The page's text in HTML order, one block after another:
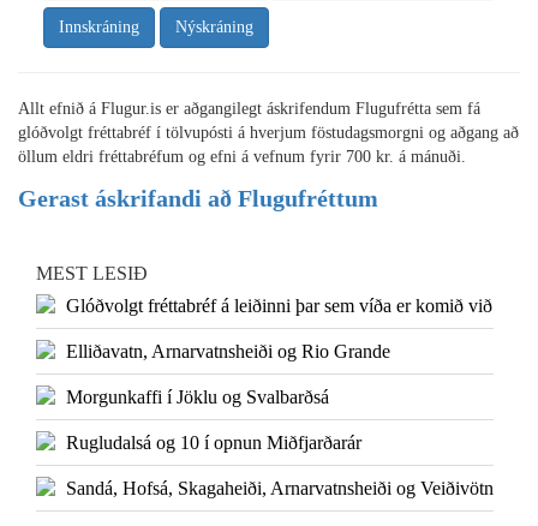
Nýskráning
Allt efnið á Flugur.is er aðgangilegt áskrifendum Flugufrétta sem fá
glóðvolgt fréttabréf í tölvupósti á hverjum föstudagsmorgni og aðgang að
öllum eldri fréttabréfum og efni á vefnum fyrir 700 kr. á mánuði.
Gerast áskrifandi að Flugufréttum
MEST LESIÐ
Glóðvolgt fréttabréf á leiðinni þar sem víða er komið við
Elliðavatn, Arnarvatnsheiði og Rio Grande
Morgunkaffi í Jöklu og Svalbarðsá
Rugludalsá og 10 í opnun Miðfjarðarár
Sandá, Hofsá, Skagaheiði, Arnarvatnsheiði og Veiðivötn